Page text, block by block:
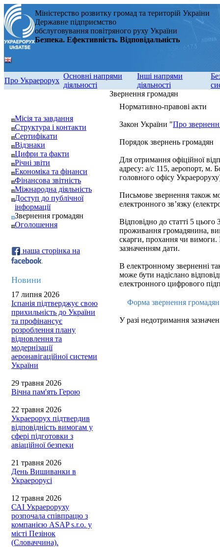
Міністерство розвитку громад та територій України
Державне підприємство
обслуговування повітряного руху України
Безпека. Ефективність. Відповідальність
Про Украерорух
Основні напрями
діяльності
Інші напрями
діяльності
Місія та завдання
Структура і контакти
Сертифікати
Відзнаки
Цифри та факти
Річні звіти
Економіка та фінанси
Фінансова звітність
Міжнародна діяльність
Доступ до публічної
інформації
Звернення громадян
Оголошення
наша сторінка на
Новини
17 липня 2026
Іспанія підтверджує свою
прихильність до України
та профінансує
розроблення плану
відновлення та
модернізації
аеронавігаційної системи
України
29 травня 2026
Вічна пам'ять Герою
22 травня 2026
Украерорух підтвердив
відповідність вимогам у
сфері підготовки з
авіаційної безпеки
21 травня 2026
День Вишиванки в
Украерорусі
12 травня 2026
САІ Украероруху
розпочала співпрацю з
компанією ASAP s.r.o. у
місті Пезінок
(Словаччина).
Звернення громадян
Нормативно-правові акти
Закон України "Про
Порядок звернень громадян
Для отримання офіційної
адресу: а/с 115, аеропорт, м.
головного офісу
Письмове звернення також
електронного зв’язку
Відповідно до статті 5 цього
проживання громадянина,
скарги, прохання чи вимоги.
зазначенням дати.
В електронному зверненні
може бути надіслано
електронного цифрового
Форма звернення
У разі недотримання